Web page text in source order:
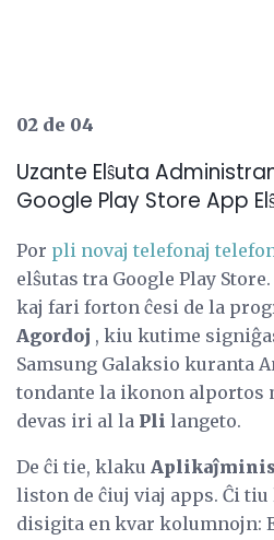
02 de 04
Uzante Elŝuta
Google Play Store App
Por pli novaj telefonaj
elŝutas tra Google Play
kaj fari forton ĉesi de la
Agordoj , kiu kutime
Samsung Galaksio kuranta
tondante la ikonon alportos
devas iri al la Pli langeto.
De ĉi tie, klaku
liston de ĉiuj viaj apps. Ĉi
disigita en kvar kolumnojn: